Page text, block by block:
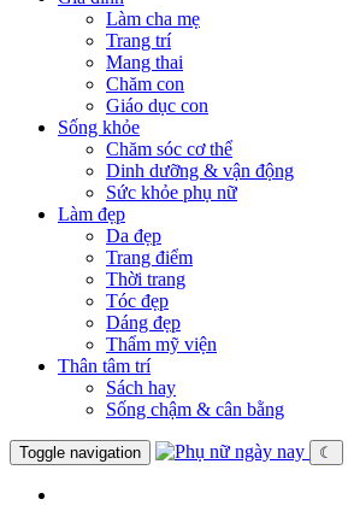
Làm cha mẹ
Trang trí
Mang thai
Chăm con
Giáo dục con
Sống khỏe
Chăm sóc cơ thể
Dinh dưỡng & vận động
Sức khỏe phụ nữ
Làm đẹp
Da đẹp
Trang điểm
Thời trang
Tóc đẹp
Dáng đẹp
Thẩm mỹ viện
Thân tâm trí
Sách hay
Sống chậm & cân bằng
Toggle navigation ☾